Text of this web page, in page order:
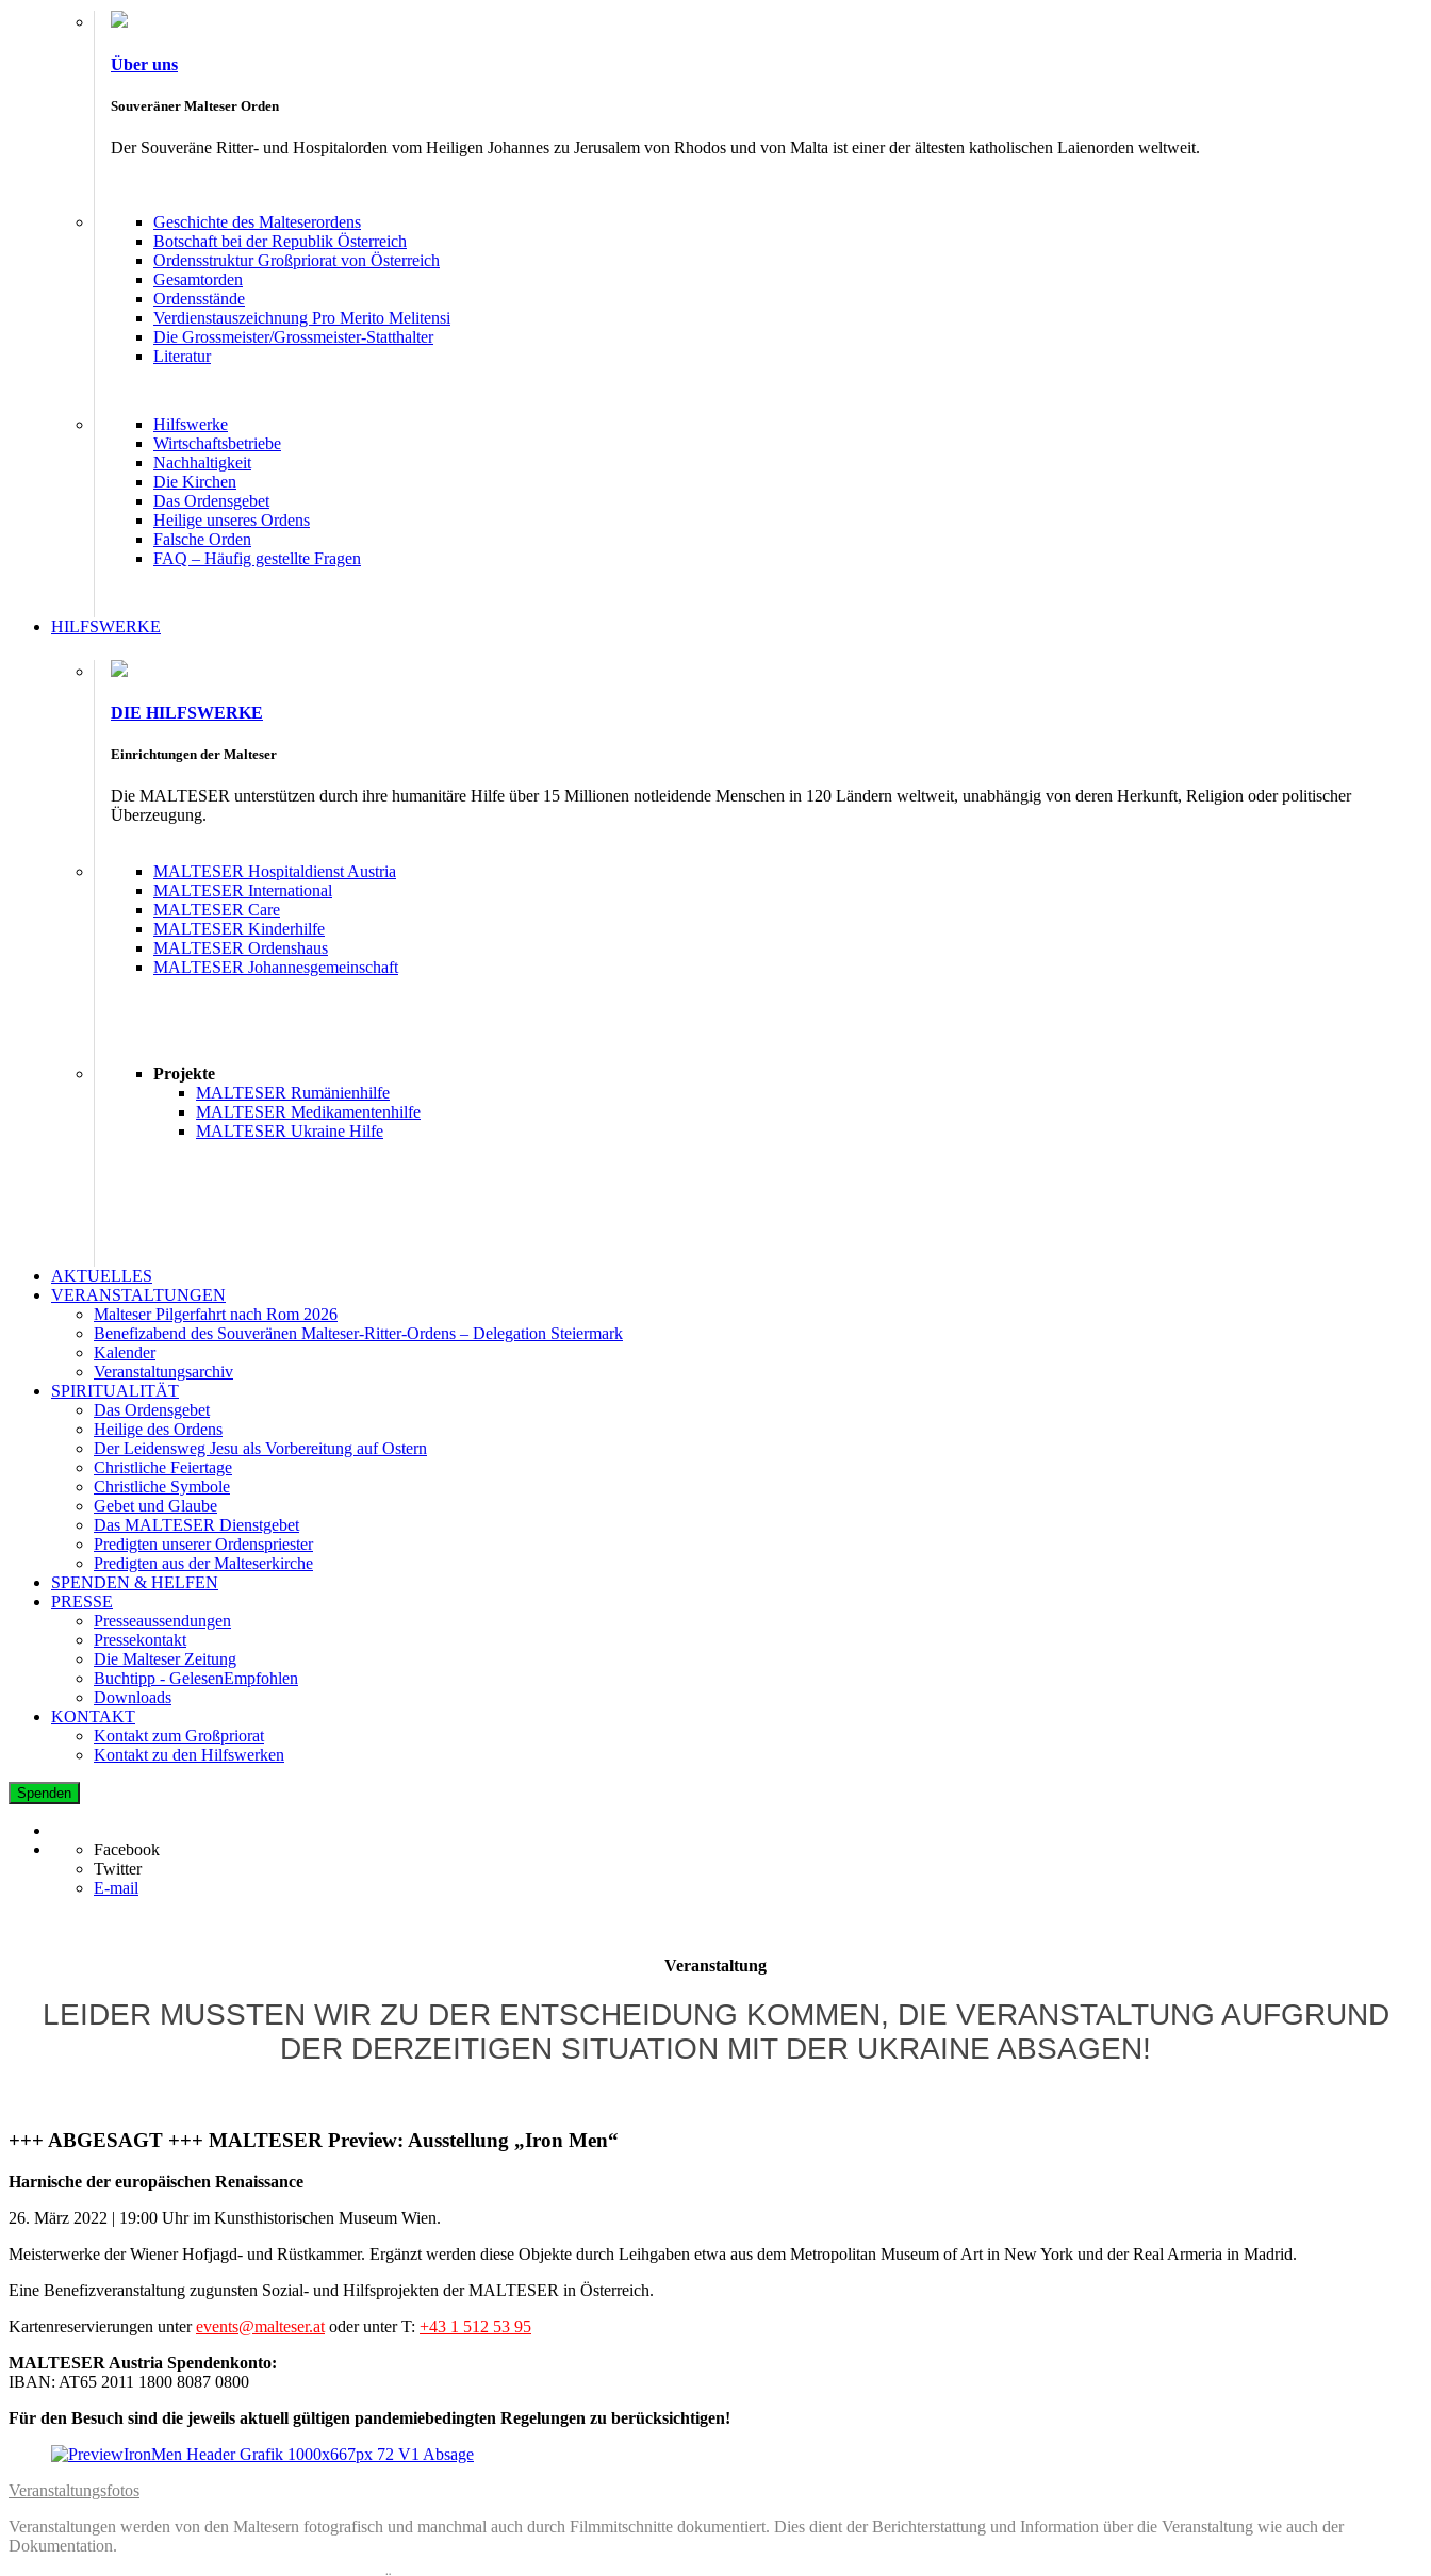
Über uns
Souveräner Malteser Orden
Der Souveräne Ritter- und Hospitalorden vom Heiligen Johannes zu Jerusalem von Rhodos und von Malta ist einer der ältesten katholischen Laienorden weltweit.
Geschichte des Malteserordens
Botschaft bei der Republik Österreich
Ordensstruktur Großpriorat von Österreich
Gesamtorden
Ordensstände
Verdienstauszeichnung Pro Merito Melitensi
Die Grossmeister/Grossmeister-Statthalter
Literatur
Hilfswerke
Wirtschaftsbetriebe
Nachhaltigkeit
Die Kirchen
Das Ordensgebet
Heilige unseres Ordens
Falsche Orden
FAQ – Häufig gestellte Fragen
HILFSWERKE
DIE HILFSWERKE
Einrichtungen der Malteser
Die MALTESER unterstützen durch ihre humanitäre Hilfe über 15 Millionen notleidende Menschen in 120 Ländern weltweit, unabhängig von deren Herkunft, Religion oder politischer
Überzeugung.
MALTESER Hospitaldienst Austria
MALTESER International
MALTESER Care
MALTESER Kinderhilfe
MALTESER Ordenshaus
MALTESER Johannesgemeinschaft
Projekte
MALTESER Rumänienhilfe
MALTESER Medikamentenhilfe
MALTESER Ukraine Hilfe
AKTUELLES
VERANSTALTUNGEN
Malteser Pilgerfahrt nach Rom 2026
Benefizabend des Souveränen Malteser-Ritter-Ordens – Delegation Steiermark
Kalender
Veranstaltungsarchiv
SPIRITUALITÄT
Das Ordensgebet
Heilige des Ordens
Der Leidensweg Jesu als Vorbereitung auf Ostern
Christliche Feiertage
Christliche Symbole
Gebet und Glaube
Das MALTESER Dienstgebet
Predigten unserer Ordenspriester
Predigten aus der Malteserkirche
SPENDEN & HELFEN
PRESSE
Presseaussendungen
Pressekontakt
Die Malteser Zeitung
Buchtipp - GelesenEmpfohlen
Downloads
KONTAKT
Kontakt zum Großpriorat
Kontakt zu den Hilfswerken
Spenden
Facebook
Twitter
E-mail
Veranstaltung
LEIDER MUSSTEN WIR ZU DER ENTSCHEIDUNG KOMMEN, DIE VERANSTALTUNG AUFGRUND
DER DERZEITIGEN SITUATION MIT DER UKRAINE ABSAGEN!
+++ ABGESAGT +++ MALTESER Preview: Ausstellung „Iron Men“
Harnische der europäischen Renaissance
26. März 2022 | 19:00 Uhr im Kunsthistorischen Museum Wien.
Meisterwerke der Wiener Hofjagd- und Rüstkammer. Ergänzt werden diese Objekte durch Leihgaben etwa aus dem Metropolitan Museum of Art in New York und der Real Armeria in Madrid.
Eine Benefizveranstaltung zugunsten Sozial- und Hilfsprojekten der MALTESER in Österreich.
Kartenreservierungen unterevents@malteser.at oder unter T: +43 1 512 53 95
MALTESER Austria Spendenkonto:
IBAN: AT65 2011 1800 8087 0800
Für den Besuch sind die jeweils aktuell gültigen pandemiebedingten Regelungen zu berücksichtigen!
Veranstaltungsfotos
Veranstaltungen werden von den Maltesern fotografisch und manchmal auch durch Filmmitschnitte dokumentiert. Dies dient der Berichterstattung und Information über die Veranstaltung wie auch der
Dokumentation.